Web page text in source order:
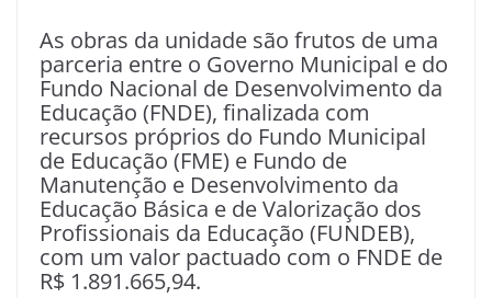
As obras da unidade são frutos de uma
parceria entre o Governo Municipal e do
Fundo Nacional de Desenvolvimento da
Educação (FNDE), finalizada com
recursos próprios do Fundo Municipal
de Educação (FME) e Fundo de
Manutenção e Desenvolvimento da
Educação Básica e de Valorização dos
Profissionais da Educação (FUNDEB),
com um valor pactuado com o FNDE de
R$ 1.891.665,94.